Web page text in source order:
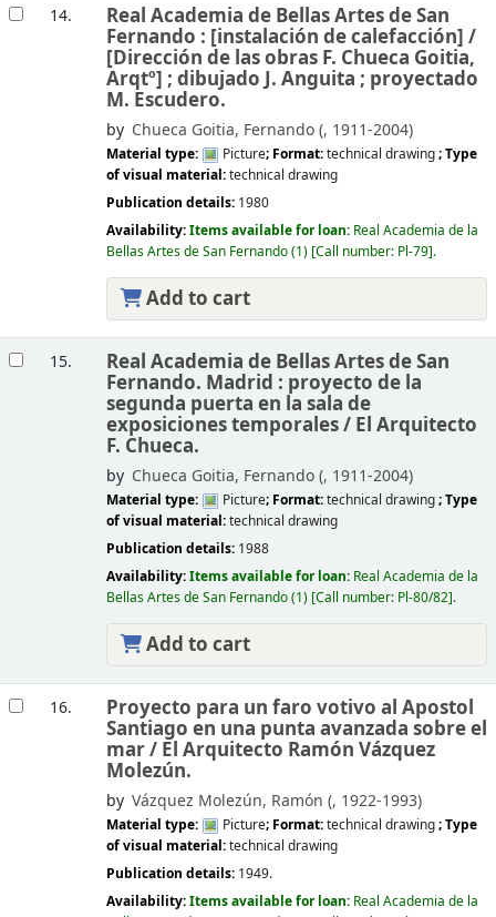
14. Real Academia de Bellas Artes de San
Fernando : [instalación de calefacción] /
[Dirección de las obras F. Chueca Goitia,
Arqtº] ; dibujado J. Anguita ; proyectado
M. Escudero.
by Chueca Goitia, Fernando (, 1911-2004)
Material type: Picture; Format:technical drawing; Type
of visual material:technical drawing
Publication details: 1980
Availability:Items available for loan: Real Academia de la
Bellas Artes de San Fernando(1) Call number: Pl-79 .
Add to cart
15. Real Academia de Bellas Artes de San
Fernando. Madrid : proyecto de la
segunda puerta en la sala de
exposiciones temporales / El Arquitecto
F. Chueca.
by Chueca Goitia, Fernando (, 1911-2004)
Material type: Picture; Format:technical drawing; Type
of visual material:technical drawing
Publication details: 1988
Availability:Items available for loan: Real Academia de la
Bellas Artes de San Fernando(1) Call number: Pl-80/82 .
Add to cart
16. Proyecto para un faro votivo al Apostol
Santiago en una punta avanzada sobre el
mar / El Arquitecto Ramón Vázquez
Molezún.
by Vázquez Molezún, Ramón (, 1922-1993)
Material type: Picture; Format:technical drawing; Type
of visual material:technical drawing
Publication details: 1949.
Availability:Items available for loan: Real Academia de la